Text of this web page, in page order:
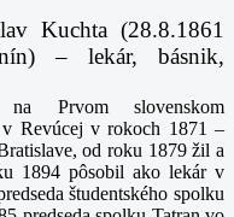
Kuchta (28.8.1861
– lekár, básnik,
na Prvom slovenskom
v Revúcej v rokoch 1871 –
od roku 1879 žil a
1894 pôsobil ako lekár v
študentského spolku